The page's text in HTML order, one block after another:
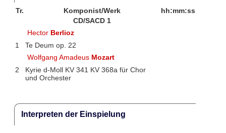
Tr. Komponist/Werk
hh:mm:ss
CD/SACD 1
Hector Berlioz
1
Te Deum op. 22
Wolfgang Amadeus Mozart
2
Kyrie d-Moll KV 341 KV 368a für Chor
und Orchester
Interpreten der Einspielung